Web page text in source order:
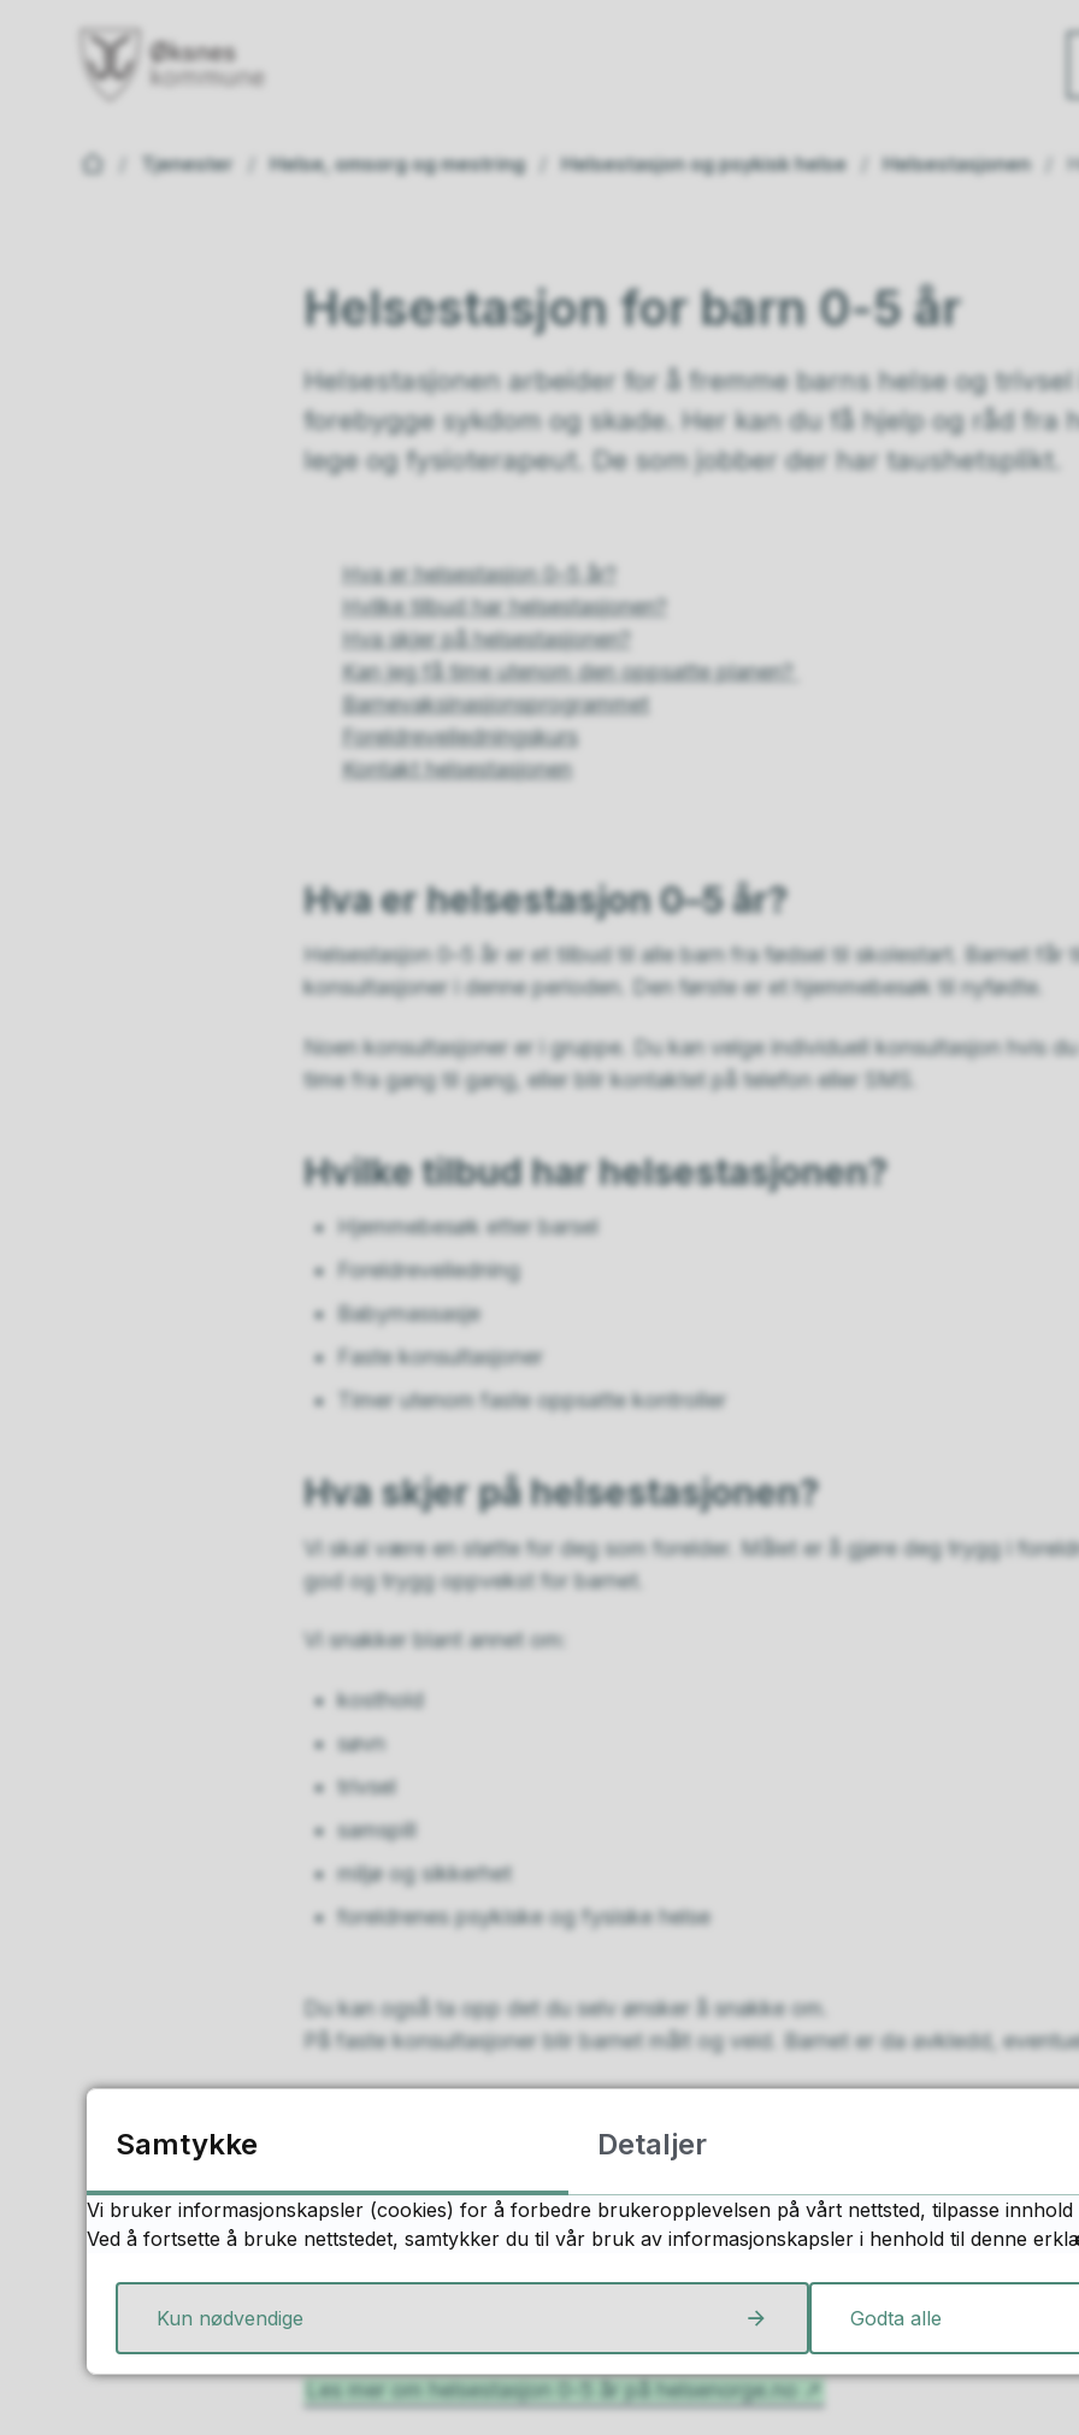
Du er her:Tjenester Helse, omsorg og mestring Helsestasjon og psykisk helse Helsestasjonen
Helsestasjon for barn 0-5 år
Helsestasjonen arbeider for å fremme barns helse og
forebygge sykdom og skade. Her kan du få hjelp og råd fra
lege og fysioterapeut. De som jobber der har taushetsplikt.
Hva er helsestasjon 0–5 år?
Hvilke tilbud har helsestasjonen?
Hva skjer på helsestasjonen?
Kan jeg få time utenom den oppsatte planen?
Barnevaksinasjonsprogrammet
Foreldreveiledningskurs
Kontakt helsestasjonen
Hva er helsestasjon 0–5 år?
Helsestasjon 0–5 år er et tilbud til alle barn fra fødsel til skolestart. Barnet får
konsultasjoner i denne perioden. Den første er et hjemmebesøk til nyfødte.
Noen konsultasjoner er i gruppe. Du kan velge individuell konsultasjon hvis
time fra gang til gang, eller blir kontaktet på telefon eller SMS.
Hvilke tilbud har helsestasjonen?
Hjemmebesøk etter barsel
Foreldreveiledning
Babymassasje
Faste konsultasjoner
Timer utenom faste oppsatte kontroller
Hva skjer på helsestasjonen?
Vi skal være en støtte for deg som forelder. Målet er å gjøre deg trygg i
god og trygg oppvekst for barnet.
Vi snakker blant annet om:
kosthold
søvn
trivsel
samspill
miljø og sikkerhet
foreldrenes psykiske og fysiske helse
Du kan også ta opp det du selv ønsker å snakke om.
På faste konsultasjoner blir barnet målt og veid. Barnet er da avkledd,
6 måneder
1 år
Les mer om helsestasjon 0-5 år på helsenorge.no
Samtykke Detaljer
Vi bruker informasjonskapsler (cookies) for å forbedre brukeropplevelsen på vårt nettsted, tilpasse
Ved å fortsette å bruke nettstedet, samtykker du til vår bruk av informasjonskapsler i henhold til denne
Kun nødvendige Godta alle